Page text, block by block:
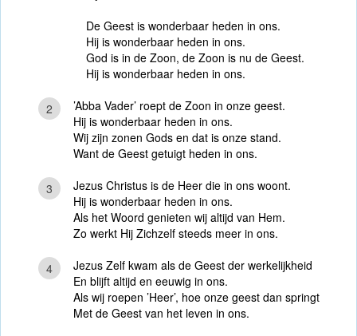
De Geest is wonderbaar heden in ons.
Hij is wonderbaar heden in ons.
God is in de Zoon, de Zoon is nu de Geest.
Hij is wonderbaar heden in ons.
2
’Abba Vader’ roept de Zoon in onze geest.
Hij is wonderbaar heden in ons.
Wij zijn zonen Gods en dat is onze stand.
Want de Geest getuigt heden in ons.
3
Jezus Christus is de Heer die in ons woont.
Hij is wonderbaar heden in ons.
Als het Woord genieten wij altijd van Hem.
Zo werkt Hij Zichzelf steeds meer in ons.
4
Jezus Zelf kwam als de Geest der werkelijkheid
En blijft altijd en eeuwig in ons.
Als wij roepen ’Heer’, hoe onze geest dan springt
Met de Geest van het leven in ons.